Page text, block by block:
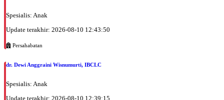
Spesialis: Anak
Update terakhir: 2026-08-10 12:43:50
Persahabatan
dr. Dewi Anggraini Wisnumurti, IBCLC
Spesialis: Anak
Update terakhir: 2026-08-10 12:39:15